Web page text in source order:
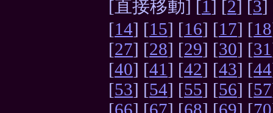
[直接移動] [1 ] [2] [3]
[14] [15] [16] [17] [18
[27] [28] [29] [30] [31
[40] [41 ] [42] [43] [44
[53] [54] [55] [56] [57